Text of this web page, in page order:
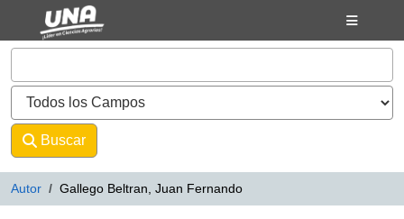
Mostrando1 - 4Resultados de
Saltar al contenido
VuFind
Buscar
Autor Gallego Beltran, Juan Fernando